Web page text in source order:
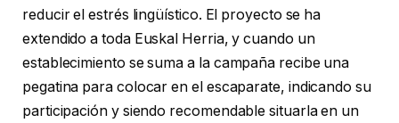
reducir el estrés lingüístico. El proyecto se ha
extendido a toda Euskal Herria, y cuando un
establecimiento se suma a la campaña recibe una
pegatina para colocar en el escaparate, indicando su
participación y siendo recomendable situarla en un